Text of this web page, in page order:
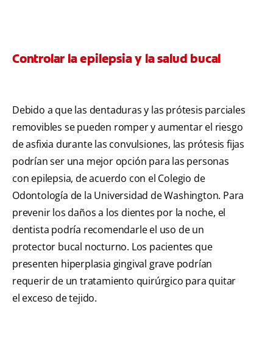
Controlar la epilepsia y la salud bucal
Debido a que las dentaduras y las prótesis parciales
removibles se pueden romper y aumentar el riesgo
de asfixia durante las convulsiones, las prótesis fijas
podrían ser una mejor opción para las personas
con epilepsia, de acuerdo con el Colegio de
Odontología de la Universidad de Washington. Para
prevenir los daños a los dientes por la noche, el
dentista podría recomendarle el uso de un
protector bucal nocturno. Los pacientes que
presenten hiperplasia gingival grave podrían
requerir de un tratamiento quirúrgico para quitar
el exceso de tejido.